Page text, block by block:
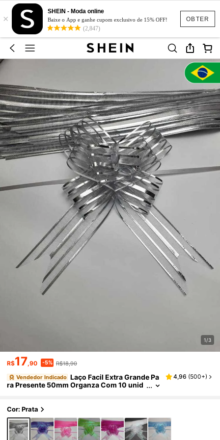
OBTER
×
SHEIN - Moda online
Baixe o App e ganhe cupom exclusivo de 15% OFF!
(2,847)
1/3
R$17,90 -5% R$18,90
Vendedor Indicado Laço Facil Extra Grande Pa
ra Presente 50mm Organza Com 10 unid
4,96 (500+)
Cor: Prata